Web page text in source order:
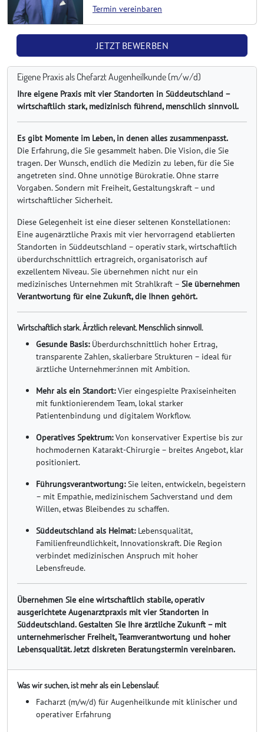
Termin vereinbaren
JETZT BEWERBEN
Eigene Praxis als Chefarzt Augenheilkunde (m/w/d)
Ihre eigene Praxis mit vier Standorten in Süddeutschland –
wirtschaftlich stark, medizinisch führend, menschlich sinnvoll.
Es gibt Momente im Leben, in denen alles zusammenpasst.
Die Erfahrung, die Sie gesammelt haben. Die Vision, die Sie
tragen. Der Wunsch, endlich die Medizin zu leben, für die Sie
angetreten sind. Ohne unnötige Bürokratie. Ohne starre
Vorgaben. Sondern mit Freiheit, Gestaltungskraft – und
wirtschaftlicher Sicherheit.
Diese Gelegenheit ist eine dieser seltenen Konstellationen:
Eine augenärztliche Praxis mit vier hervorragend etablierten
Standorten in Süddeutschland – operativ stark, wirtschaftlich
überdurchschnittlich ertragreich, organisatorisch auf
exzellentem Niveau. Sie übernehmen nicht nur ein
medizinisches Unternehmen mit Strahlkraft – Sie übernehmen
Verantwortung für eine Zukunft, die Ihnen gehört.
Wirtschaftlich stark. Ärztlich relevant. Menschlich sinnvoll.
Gesunde Basis:Überdurchschnittlich hoher Ertrag,
transparente Zahlen, skalierbare Strukturen – ideal für
ärztliche Unternehmer:innen mit Ambition.
Mehr als ein Standort:Vier eingespielte Praxiseinheiten
mit funktionierendem Team, lokal starker
Patientenbindung und digitalem Workflow.
Operatives Spektrum:Von konservativer Expertise bis zur
hochmodernen Katarakt-Chirurgie – breites Angebot, klar
positioniert.
Führungsverantwortung:Sie leiten, entwickeln, begeistern
– mit Empathie, medizinischem Sachverstand und dem
Willen, etwas Bleibendes zu schaffen.
Süddeutschland als Heimat:Lebensqualität,
Familienfreundlichkeit, Innovationskraft. Die Region
verbindet medizinischen Anspruch mit hoher
Lebensfreude.
Übernehmen Sie eine wirtschaftlich stabile, operativ
ausgerichtete Augenarztpraxis mit vier Standorten in
Süddeutschland. Gestalten Sie Ihre ärztliche Zukunft – mit
unternehmerischer Freiheit, Teamverantwortung und hoher
Lebensqualität. Jetzt diskreten Beratungstermin vereinbaren.
Was wir suchen, ist mehr als ein Lebenslauf.
Facharzt (m/w/d) für Augenheilkunde mit klinischer und
operativer Erfahrung